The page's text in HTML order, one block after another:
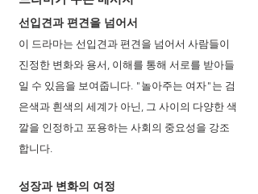
선입견과 편견을 넘어서
이 드라마는 선입견과 편견을 넘어서 사람들이
진정한 변화와 용서, 이해를 통해 서로를 받아들
일 수 있음을 보여줍니다. "놀아주는 여자"는 검
은색과 흰색의 세계가 아닌, 그 사이의 다양한 색
깔을 인정하고 포용하는 사회의 중요성을 강조
합니다.
성장과 변화의 여정